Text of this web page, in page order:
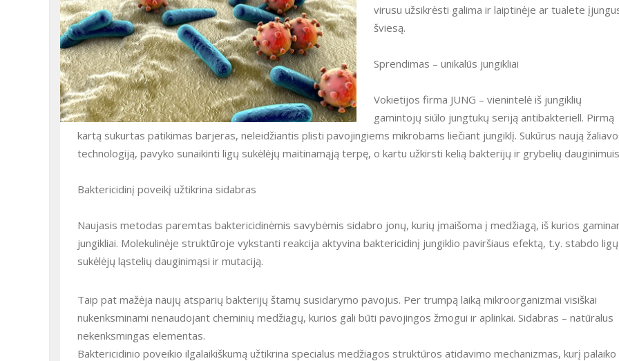
virusu užsikrėsti galima ir laiptinėje ar tualete
šviesą.
Sprendimas – unikalūs jungikliai
Vokietijos firma JUNG – vienintelė iš jungiklių
gamintojų siūlo jungtukų seriją antibakteriell. Pirmą
kartą sukurtas patikimas barjeras, neleidžiantis plisti pavojingiems mikrobams liečiant jungiklį. Sukūrus naują
technologiją, pavyko sunaikinti ligų sukėlėjų maitinamąją terpę, o kartu užkirsti kelią bakterijų ir grybelių
Baktericidinį poveikį užtikrina sidabras
Naujasis metodas paremtas baktericidinėmis savybėmis sidabro jonų, kurių įmaišoma į medžiagą, iš kurios
jungikliai. Molekulinėje struktūroje vykstanti reakcija aktyvina baktericidinį jungiklio paviršiaus efektą, t.y. stabdo ligų
sukėlėjų ląstelių dauginimąsi ir mutaciją.
Taip pat mažėja naujų atsparių bakterijų štamų susidarymo pavojus. Per trumpą laiką mikroorganizmai visiškai
nukenksminami nenaudojant cheminių medžiagų, kurios gali būti pavojingos žmogui ir aplinkai. Sidabras – natūralus
nekenksmingas elementas.
Baktericidinio poveikio ilgalaikiškumą užtikrina specialus medžiagos struktūros atidavimo mechanizmas, kurį palaiko